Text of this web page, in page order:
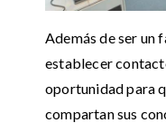
Además de ser un
establecer
oportunidad para
compartan sus